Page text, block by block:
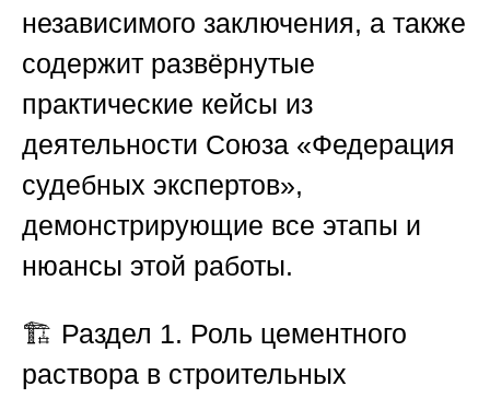
независимого заключения, а также
содержит развёрнутые
практические кейсы из
деятельности Союза «Федерация
судебных экспертов»,
демонстрирующие все этапы и
нюансы этой работы.
🏗️ Раздел 1. Роль цементного
раствора в строительных